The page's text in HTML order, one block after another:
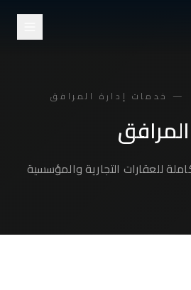
للعقارات التجارية والمؤسسية